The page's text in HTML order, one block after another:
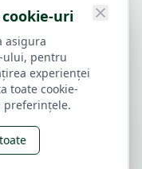
în oraș
volum
oferă o
trimiterea
drumuri
uri
asigura
ului, pentru
experienței
toate cookie-
preferințele.